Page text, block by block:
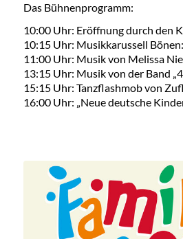
Das Bühnenprogramm:
10:00 Uhr: Eröffnung durch den
10:15 Uhr: Musikkarussell
11:00 Uhr: Musik von Melissa
13:15 Uhr: Musik von der Band
15:15 Uhr: Tanzflashmob von
16:00 Uhr: „Neue deutsche